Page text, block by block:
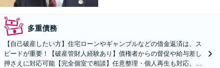
多重債務
【自己破産したい方】住宅ローンやギャンブルなどの借金返済は、ス
ピードが重要！【破産管財人経験あり】債権者からの督促や給与差し
押さえに対応可能【完全個室で相談】任意整理・個人再生も対応。